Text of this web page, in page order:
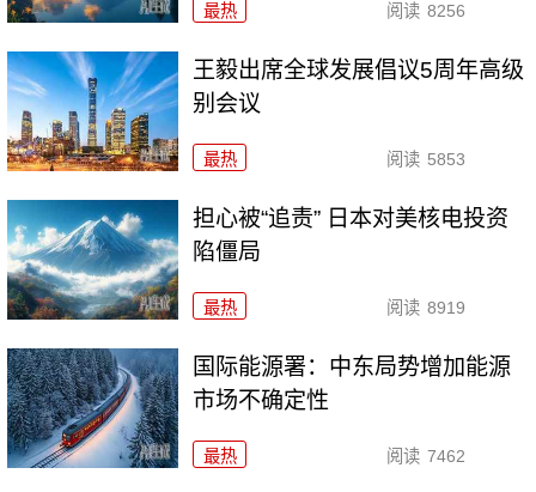
最热 阅读 8256
王毅出席全球发展倡议5周年高级
别会议
最热 阅读 5853
担心被“追责” 日本对美核电投资
陷僵局
最热 阅读 8919
国际能源署：中东局势增加能源
市场不确定性
最热 阅读 7462